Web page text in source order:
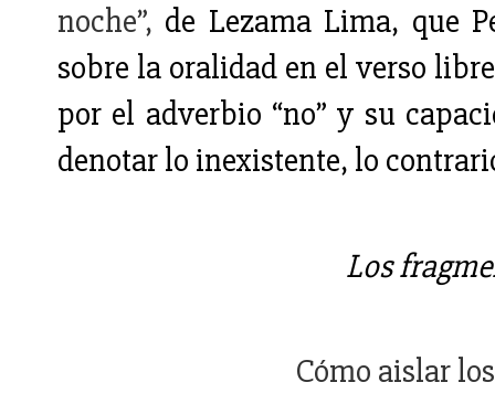
noche”, de Lezama Lima, que
sobre la oralidad en el verso
por el adverbio “no” y su
denotar lo inexistente, lo
Los
Cómo aislar